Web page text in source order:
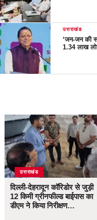
उत्तराखंड
‘जन-जन की
1.34 लाख
उत्तराखंड
दिल्ली-देहरादून कॉरिडोर से जुड़ी
12 किमी ग्रीनफील्ड बाईपास का
डीएम ने किया निरीक्षण…